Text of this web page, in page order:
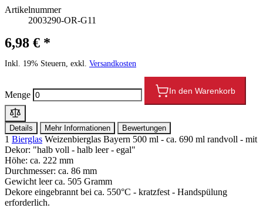
Artikelnummer
2003290-OR-G11
6,98 € *
Inkl. 19% Steuern, exkl. Versandkosten
Menge In den Warenkorb
Details Mehr Informationen Bewertungen
1 Bierglas Weizenbierglas Bayern 500 ml - ca. 690 ml randvoll - mit
Dekor: "halb voll - halb leer - egal"
Höhe: ca. 222 mm
Durchmesser: ca. 86 mm
Gewicht leer ca. 505 Gramm
Dekore eingebrannt bei ca. 550°C - kratzfest - Handspülung
erforderlich.